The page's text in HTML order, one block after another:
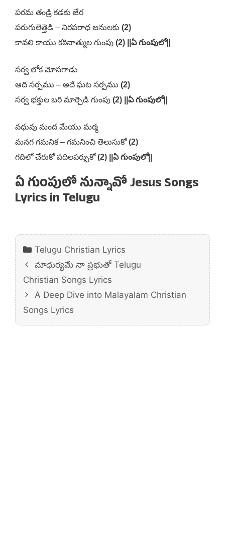
పరమ తండ్రి కడకు జేర
పరుగులెత్తెడి – నిరపరాధ జనులకు (2)
కావలి కాయు కఠినాత్ముల గుంపు (2) ||ఏ గుంపులో||
సర్వ లోక మోసగాడు
ఆది సర్పము – అదే ఘట సర్పము (2)
సర్వ భక్తుల బరి మార్చెడి గుంపు (2) ||ఏ గుంపులో||
వధువు మంద మేయు మర్మ
మనగ గమనిక – గమనించి తెలుసుకో(2)
గదిలో చేరుకో పదిలపర్చుకో(2) ||ఏ గుంపులో||
ఏ గుంపులో నున్నావో Jesus Songs
Lyrics in Telugu
Categories
Telugu Christian Lyrics
మాధుర్యమే నా ప్రభుతో Telugu
Christian Songs Lyrics
A Deep Dive into Malayalam Christian
Songs Lyrics